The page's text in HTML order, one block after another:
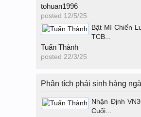
tohuan1996
posted 12/5/25
Bật Mí Chiến
TCB...
Tuấn Thành
posted 22/3/25
Phân tích phái sinh hàng
Nhận Định
Cuối...